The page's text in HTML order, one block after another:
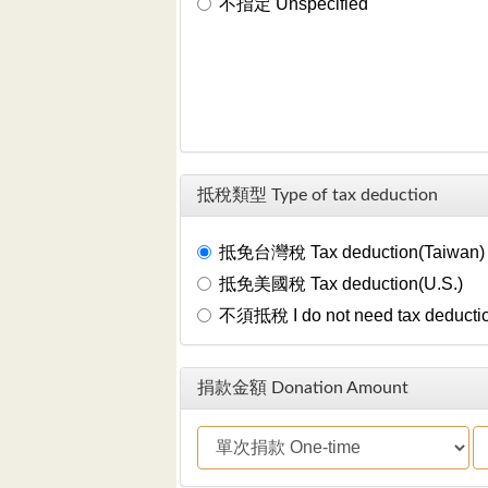
不指定 Unspecified
抵稅類型 Type of tax deduction
抵免台灣稅 Tax deduction(Taiwan)
抵免美國稅 Tax deduction(U.S.)
不須抵稅 I do not need tax
捐款金額 Donation Amount